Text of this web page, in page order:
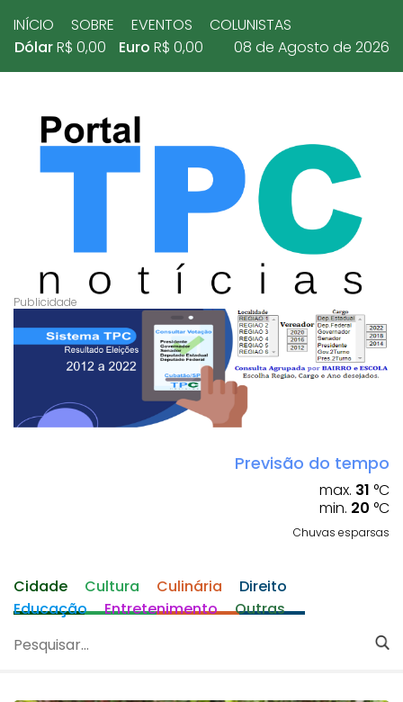
INÍCIO SOBRE EVENTOS
COLUNISTAS
DólarR$ 0,00 Euro R$ 0,00 08 de Agosto de 2026
Previsão do tempo
max. 31 °C
min. 20 °C
Chuvas esparsas
Cidade Cultura Culinária
Direito
Educação
Entretenimento Outras